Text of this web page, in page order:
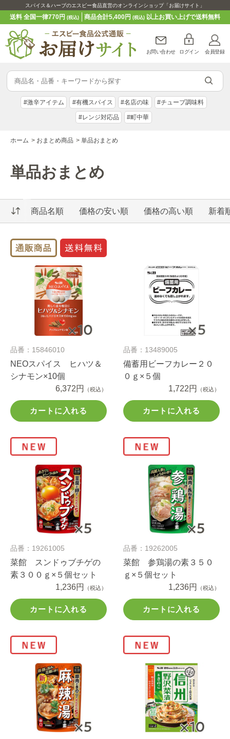
スパイス＆ハーブのエスビー食品直営のオンラインショップ「お届けサイト」
送料 全国一律770円(税込) 商品合計5,400円 (税込)以上お買い上げで送料無料
お問い合わせ ログイン 会員登録
#激辛アイテム #有機スパイス #名店の味 #チューブ調味料
#レンジ対応品 #町中華
ホーム > おまとめ商品 > 単品おまとめ
単品おまとめ
商品名順 価格の安い順 価格の高い順 新着
品番：15846010
NEOスパイス ヒハツ＆
シナモン×10個
6,372円
（税込）
カートに入れる
品番：13489005
備蓄用ビーフカレー２０
０ｇ×５個
1,722円
（税込）
カートに入れる
品番：19261005
菜館 スンドゥブチゲの
素３００ｇ×５個セット
1,236円
（税込）
カートに入れる
品番：19262005
菜館 参鶏湯の素３５０
ｇ×５個セット
1,236円
（税込）
カートに入れる